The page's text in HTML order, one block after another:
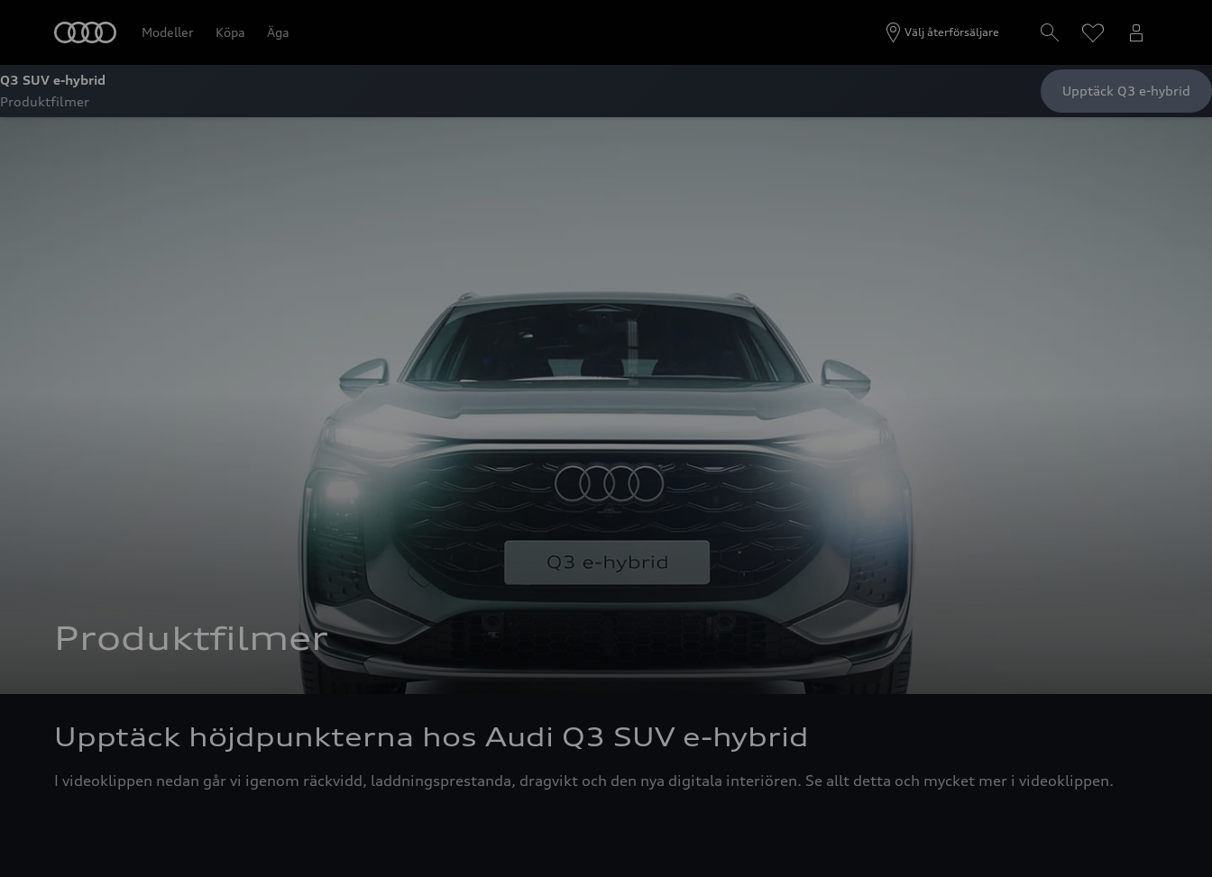
Modeller Köpa Äga Välj återförsäljare
Q3 SUV e-hybrid
Produktfilmer
Upptäck Q3 e-hybrid
Produktfilmer
Upptäck höjdpunkterna hos Audi Q3 SUV e-hybrid
I videoklippen nedan går vi igenom räckvidd, laddningsprestanda, dragvikt och den nya digitala interiören. Se allt detta och mycket mer i videoklippen.